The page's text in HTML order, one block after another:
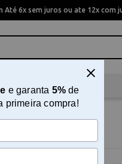
Até 6x sem juros ou ate 12x com
Scrapbook
143
e garanta 5%de
primeira compra!